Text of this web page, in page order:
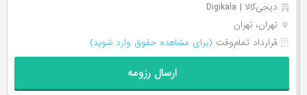
دیجی‌‌کالا | Digikala
تهران، تهران
قرارداد تمام‌وقت (برای مشاهده حقوق وارد شوید)
ارسال رزومه